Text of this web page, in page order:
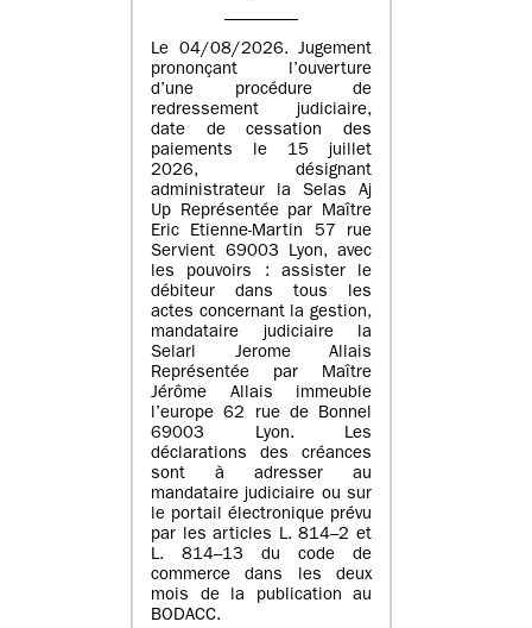
Le 04/08/2026. Jugement
prononçant l’ouverture
d’une procédure de
redressement judiciaire,
date de cessation des
paiements le 15 juillet
2026, désignant
administrateur la Selas Aj
Up Représentée par Maître
Eric Etienne-Martin 57 rue
Servient 69003 Lyon, avec
les pouvoirs : assister le
débiteur dans tous les
actes concernant la gestion,
mandataire judiciaire la
Selarl Jerome Allais
Représentée par Maître
Jérôme Allais immeuble
l’europe 62 rue de Bonnel
69003 Lyon. Les
déclarations des créances
sont à adresser au
mandataire judiciaire ou sur
le portail électronique prévu
par les articles L. 814–2 et
L. 814–13 du code de
commerce dans les deux
mois de la publication au
BODACC.